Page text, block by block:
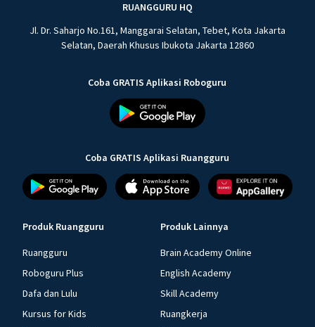
RUANGGURU HQ
Jl. Dr. Saharjo No.161, Manggarai Selatan, Tebet, Kota Jakarta
Selatan, Daerah Khusus Ibukota Jakarta 12860
Coba GRATIS Aplikasi Roboguru
Coba GRATIS Aplikasi Ruangguru
Produk Ruangguru
Ruangguru
Roboguru Plus
Dafa dan Lulu
Kursus for Kids
Produk Lainnya
Brain Academy Online
English Academy
Skill Academy
Ruangkerja